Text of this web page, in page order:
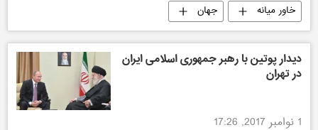
خاور میانه جهان
دیدار پوتین با رهبر جمهوری اسلامی ایران
در تهران
1 نوامبر 2017, 17:26